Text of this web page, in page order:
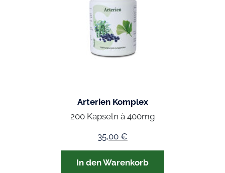
Arterien Komplex
200 Kapseln à 400mg
35,00 €
In den Warenkorb